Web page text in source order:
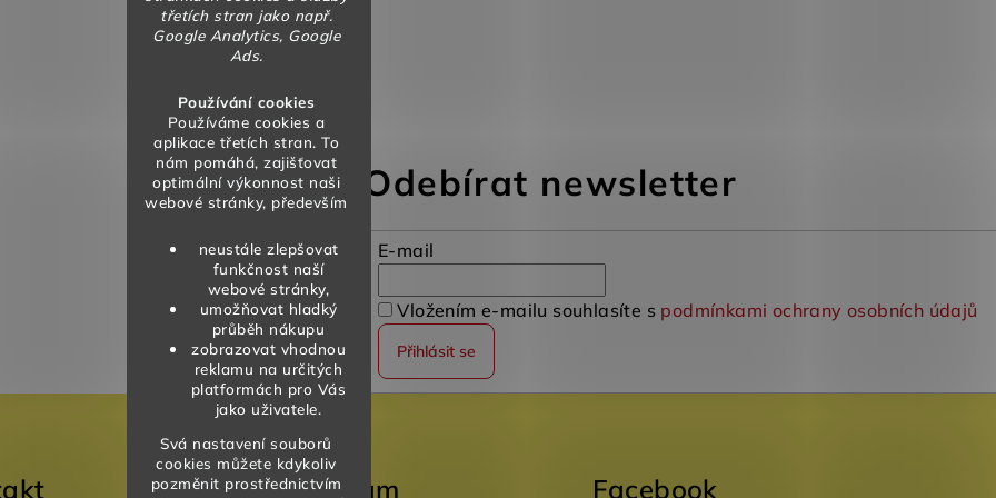
třetích stran jako např.
Google Analytics, Google
Ads.
Používání cookies
Používáme cookies a
aplikace třetích stran. To
nám pomáhá, zajišťovat
optimální výkonnost naši
webové stránky, především
neustále zlepšovat
funkčnost naší
webové stránky,
umožňovat hladký
průběh nákupu
zobrazovat vhodnou
reklamu na určitých
platformách pro Vás
jako uživatele.
Svá nastavení souborů
cookies můžete kdykoliv
pozměnit prostřednictvím
Odebírat newsletter
E-mail
Vložením e-mailu souhlasíte s podmínkami ochrany osobních údajů
Přihlásit se
Instagram Facebook